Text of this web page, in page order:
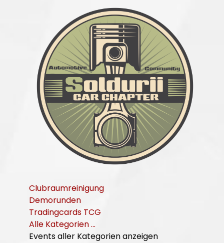
Clubraumreinigung
Demorunden
Tradingcards TCG
Alle Kategorien ...
Events aller Kategorien anzeigen